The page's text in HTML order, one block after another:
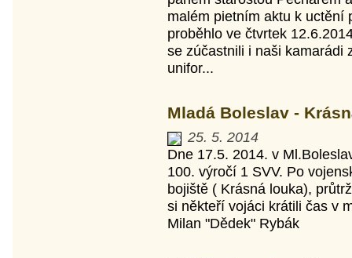
malém pietním aktu k uctění
proběhlo ve čtvrtek
se zúčastnili i naši kamarádi
unifor...
Mladá Boleslav -
25. 5. 2014
Dne 17.5. 2014. v
100. výročí 1 SVV. Po
bojiště ( Krásná louka),
si někteří vojáci krátili čas v
Milan "Dědek" Rybák